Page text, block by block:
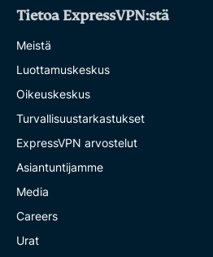
Tietoa ExpressVPN:stä
Meistä
Luottamuskeskus
Oikeuskeskus
Turvallisuustarkastukset
ExpressVPN arvostelut
Asiantuntijamme
Media
Careers
Urat